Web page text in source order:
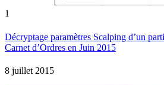
1
Décryptage paramètres Scalping d’un
Carnet d’Ordres en Juin 2015
8 juillet 2015